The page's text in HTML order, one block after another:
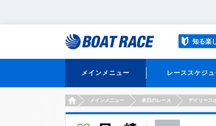
知る楽
メインメニュー レーススケジ
HOMEメインメニュー 本日のレース デイリース